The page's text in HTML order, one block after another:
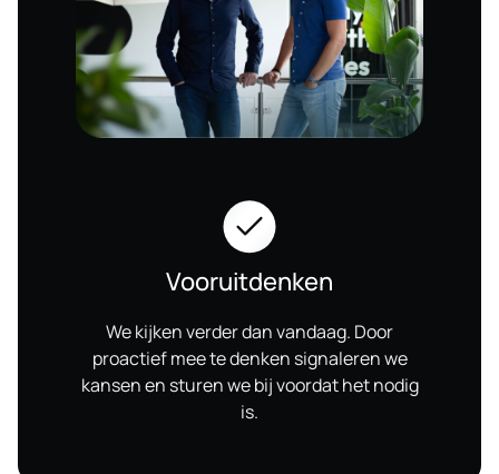
Vooruitdenken
We kijken verder dan vandaag. Door
proactief mee te denken signaleren we
kansen en sturen we bij voordat het nodig
is.